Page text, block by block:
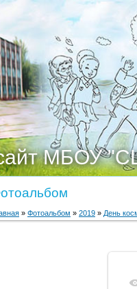
МБОУ
» Фотоальбом » 2019 » День